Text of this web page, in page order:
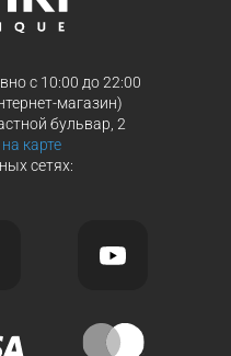
с 10:00 до 22:00
магазин)
бульвар, 2
карте
сетях: